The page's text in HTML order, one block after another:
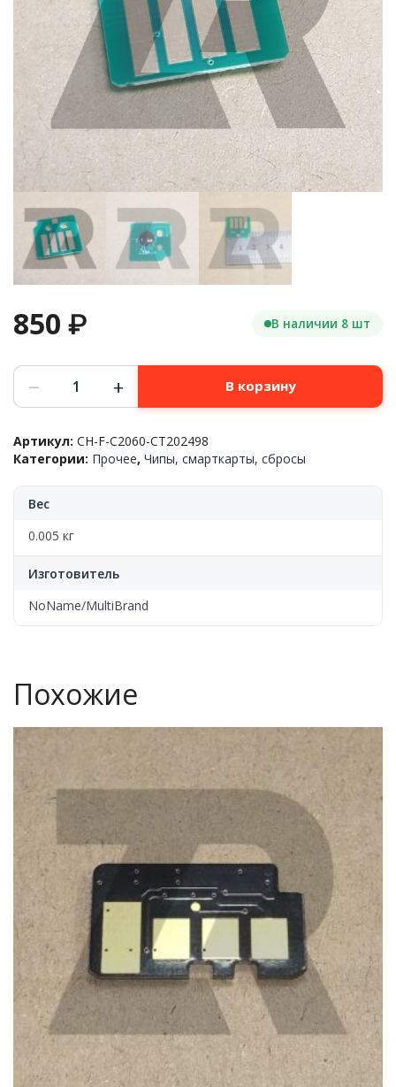
850 ₽ В наличии 8 шт
Количество
товара
Чип
картриджф(тубы)
Fujifilm™
C3060/C2560/C2060(CT202498),
15k,
CN
− + В корзину
Артикул: CH-F-C2060-CT202498
Категории: Прочее, Чипы, смарткарты, сбросы
Вес
0.005 кг
Изготовитель
NoName/MultiBrand
Похожие